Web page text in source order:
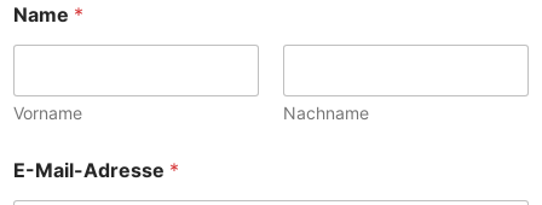
a
m
d
*
Name *
Vorname Nachname
E-Mail-Adresse *